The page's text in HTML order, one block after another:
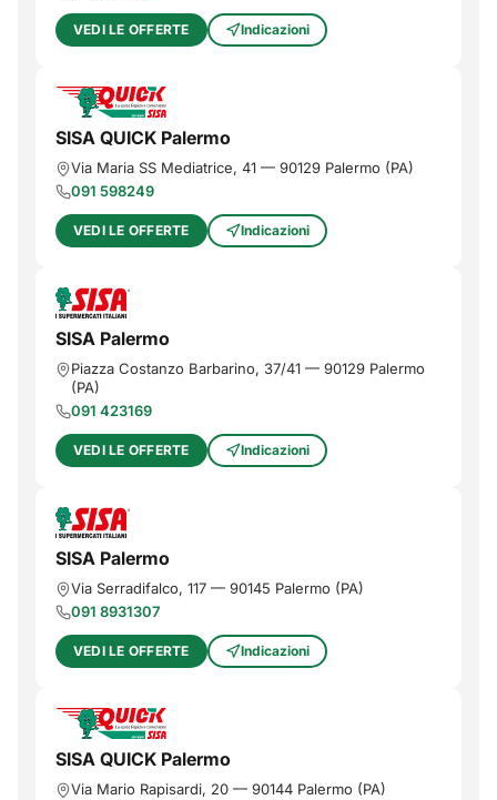
VEDI LE OFFERTE Indicazioni
SISA QUICK Palermo
Via Maria SS Mediatrice, 41 — 90129 Palermo (PA)
091 598249
VEDI LE OFFERTE Indicazioni
SISA Palermo
Piazza Costanzo Barbarino, 37/41 — 90129 Palermo
(PA)
091 423169
VEDI LE OFFERTE Indicazioni
SISA Palermo
Via Serradifalco, 117 — 90145 Palermo (PA)
091 8931307
VEDI LE OFFERTE Indicazioni
SISA QUICK Palermo
Via Mario Rapisardi, 20 — 90144 Palermo (PA)